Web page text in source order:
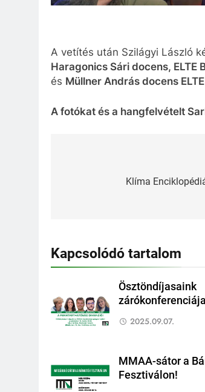
A vetítés után Szilágyi László
Haragonics Sári docens,
és Müllner András docens
A fotókat és a hangfelvételt
Klíma
Kapcsolódó tartalom
Ösztöndíjasaink
zárókonferenciája
2025.09.07.
MMAA-sátor a
Fesztiválon!